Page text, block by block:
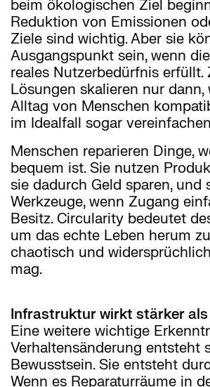
beim ökologischen Ziel
Reduktion von Emissionen
Ziele sind wichtig. Aber sie
Ausgangspunkt sein, wenn
reales Nutzerbedürfnis erfüllt.
Lösungen skalieren nur
Alltag von Menschen
im Idealfall sogar
Menschen reparieren Dinge,
bequem ist. Sie nutzen
sie dadurch Geld sparen, und
Werkzeuge, wenn Zugang
Besitz. Circularity bedeutet
um das echte Leben herum
chaotisch und
mag.
Infrastruktur wirkt stärker als
Eine weitere wichtige
Verhaltensänderung entsteht
Bewusstsein. Sie entsteht
Wenn es Reparaturräume in